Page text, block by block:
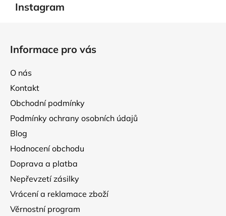
Instagram
Informace pro vás
O nás
Kontakt
Obchodní podmínky
Podmínky ochrany osobních údajů
Blog
Hodnocení obchodu
Doprava a platba
Nepřevzetí zásilky
Vrácení a reklamace zboží
Věrnostní program